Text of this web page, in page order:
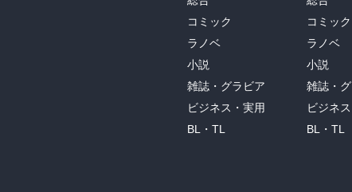
他の訳が気になるのであれば、Google
で、それと見比べながら読むのもありだと
YouVersionというところのアプリは多言
他の訳と比べることで、文語訳の深さを感
一つ残念なのは、岩波版は紙版も電子版
できれば、漢字も当時のまま（旧字）だと
比べると残念ではあるのだが、電子書籍
すべて求むる者に与へ、なんぢの物を奪
んぢら己を愛する者を愛せばとて、何の
に善をなす者に善を為すとも、何の嘉す
人に貸すとも、何の嘉すべき事あらん、
善をなし、何をも求めずして貸せ、然ら
もの、悪しき者にも仁慈あるなり。汝ら
かるる事あらじ。人を罪に定むな、然ら
ん。人に与へよ、然らば汝らも与へられ
『悪しき果を結ぶ善き樹はなく、また善
善き人は心の善き倉より善きものを出し
コミック
ラノベ
小説
雑誌・グラビア
ビジネス・実用
BL・TL
コミック
ラノベ
小説
雑誌・
ビジネ
BL・TL